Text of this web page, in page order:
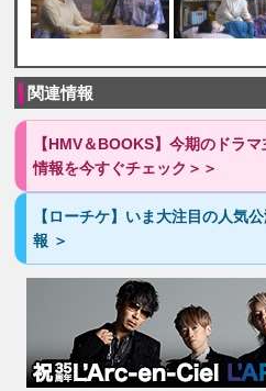
関連情報
【HMV＆BOOKS】今期のドラ
情報を今すぐチェック＞＞
【ローチケ】いま大注目の人気
報 ＞